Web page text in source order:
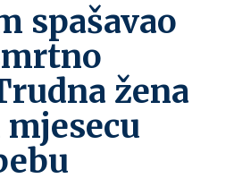
spašavao
žena